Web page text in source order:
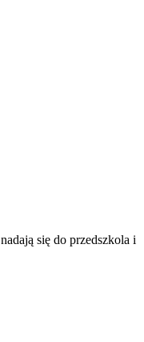
nadają się do przedszkola i